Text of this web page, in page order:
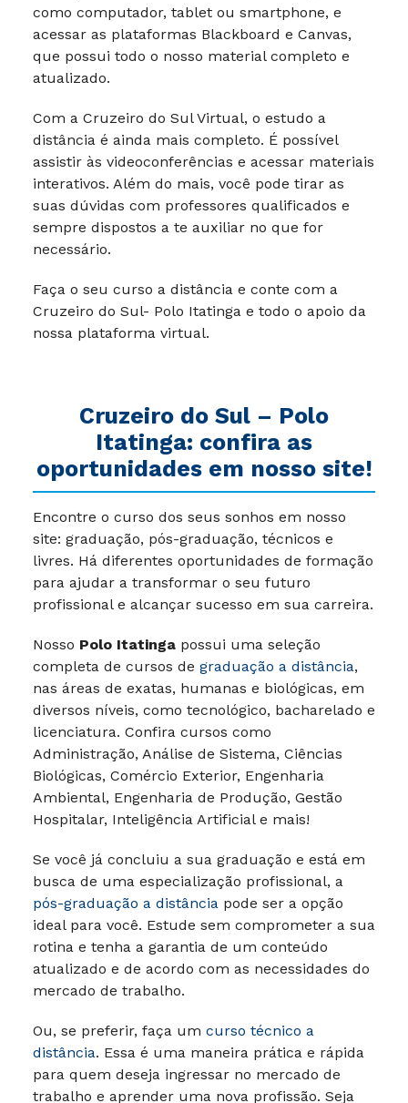
como computador, tablet ou smartphone, e
acessar as plataformas Blackboard e Canvas,
que possui todo o nosso material completo e
atualizado.
Com a Cruzeiro do Sul Virtual, o estudo a
distância é ainda mais completo. É possível
assistir às videoconferências e acessar materiais
interativos. Além do mais, você pode tirar as
suas dúvidas com professores qualificados e
sempre dispostos a te auxiliar no que for
necessário.
Faça o seu curso a distância e conte com a
Cruzeiro do Sul- Polo Itatinga e todo o apoio da
nossa plataforma virtual.
Cruzeiro do Sul – Polo
Itatinga: confira as
oportunidades em nosso site!
Encontre o curso dos seus sonhos em nosso
site: graduação, pós-graduação, técnicos e
livres. Há diferentes oportunidades de formação
para ajudar a transformar o seu futuro
profissional e alcançar sucesso em sua carreira.
Nosso Polo Itatinga possui uma seleção
completa de cursos de graduação a distância,
nas áreas de exatas, humanas e biológicas, em
diversos níveis, como tecnológico, bacharelado e
licenciatura. Confira cursos como
Administração, Análise de Sistema, Ciências
Biológicas, Comércio Exterior, Engenharia
Ambiental, Engenharia de Produção, Gestão
Hospitalar, Inteligência Artificial e mais!
Se você já concluiu a sua graduação e está em
busca de uma especialização profissional, a
pós-graduação a distância pode ser a opção
ideal para você. Estude sem comprometer a sua
rotina e tenha a garantia de um conteúdo
atualizado e de acordo com as necessidades do
mercado de trabalho.
Ou, se preferir, faça um curso técnico a
distância. Essa é uma maneira prática e rápida
para quem deseja ingressar no mercado de
trabalho e aprender uma nova profissão. Seja